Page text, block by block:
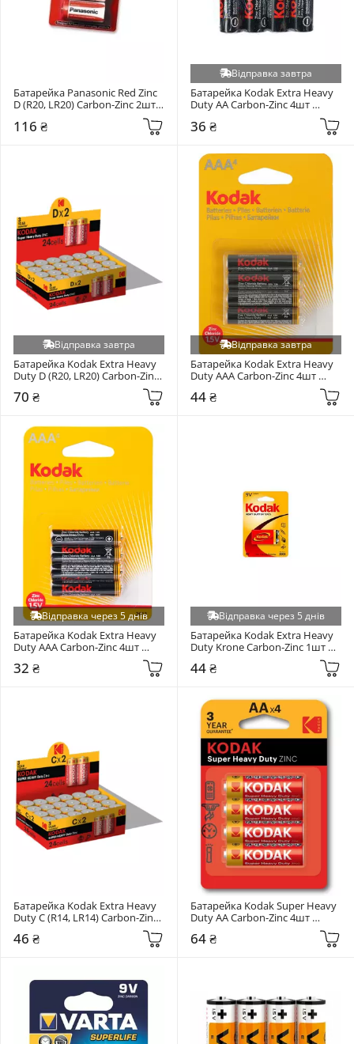
Батарейка Panasonic Red Zinc
D (R20, LR20) Carbon-Zinc 2шт
116 ₴
Відправка завтра
Батарейка Kodak Extra Heavy
Duty AA Carbon-Zinc 4шт
36 ₴
Відправка завтра
Батарейка Kodak Extra Heavy
Duty D (R20, LR20) Carbon-Zinc
70 ₴
Відправка завтра
Батарейка Kodak Extra Heavy
Duty AAA Carbon-Zinc 4шт
44 ₴
Відправка через 5 днів
Батарейка Kodak Extra Heavy
Duty AAA Carbon-Zinc 4шт
32 ₴
Відправка через 5 днів
Батарейка Kodak Extra Heavy
Duty Krone Carbon-Zinc 1шт
44 ₴
Батарейка Kodak Extra Heavy
Duty C (R14, LR14) Carbon-Zinc
46 ₴
Батарейка Kodak Super Heavy
Duty AA Carbon-Zinc 4шт
64 ₴